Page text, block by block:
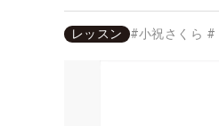
レッスン #小祝さくら #